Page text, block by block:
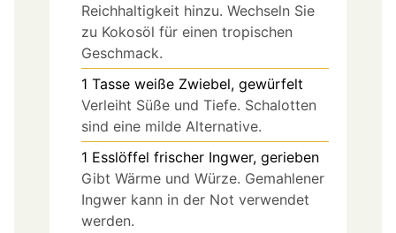
Reichhaltigkeit hinzu. Wechseln Sie
zu Kokosöl für einen tropischen
Geschmack.
1 Tasse weiße Zwiebel, gewürfelt
Verleiht Süße und Tiefe. Schalotten
sind eine milde Alternative.
1 Esslöffel frischer Ingwer, gerieben
Gibt Wärme und Würze. Gemahlener
Ingwer kann in der Not verwendet
werden.